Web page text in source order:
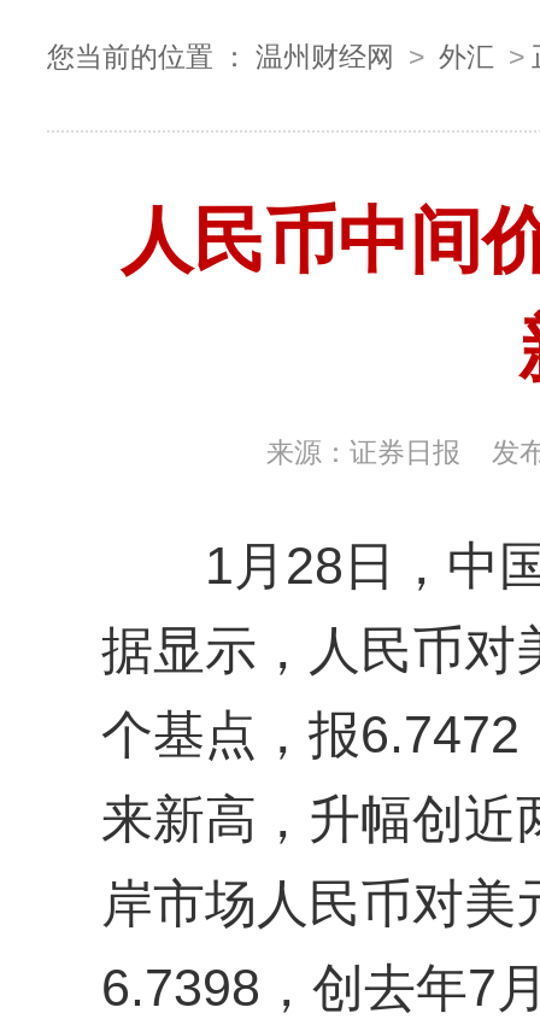
您当前的位置 ： 温州财经网 > 外汇 >
人民币中间
来源： 证券日报 发
1月28日，中国
据显示，人民币对
个基点，报
来新高，升幅创近
岸市场人民币对美
6.7398，创去年7